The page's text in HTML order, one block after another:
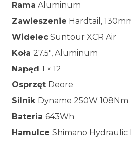
Rama Aluminum
Zawieszenie Hardtail,
Widelec Suntour XCR Air
Koła 27.5″, Aluminum
Napęd 1 × 12
Osprzęt Deore
Silnik Dyname 250W 108Nm
Bateria 643Wh
Hamulce Shimano Hydraulic